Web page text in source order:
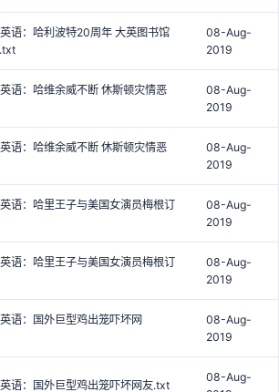
语：哈利波特20周年 大英图书馆
08-Aug-
2019
语：哈维余威不断 休斯顿灾情恶
08-Aug-
2019
语：哈维余威不断 休斯顿灾情恶
08-Aug-
2019
语：哈里王子与美国女演员梅根订
08-Aug-
2019
语：哈里王子与美国女演员梅根订
08-Aug-
2019
语：国外巨型鸡出笼吓坏网
08-Aug-
2019
语：国外巨型鸡出笼吓坏网友.txt
08-Aug-